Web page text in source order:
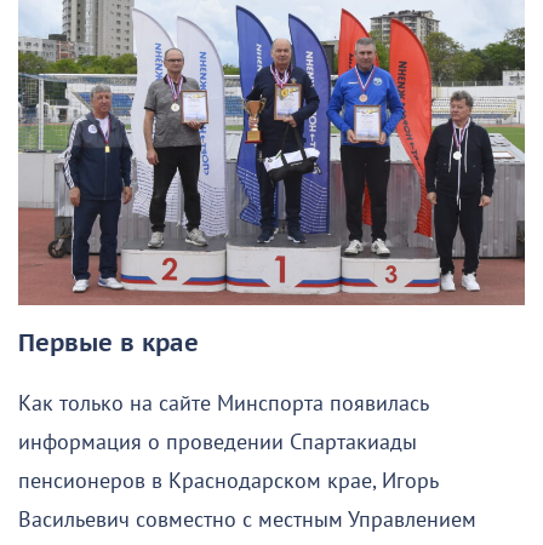
Первые в крае
Как только на сайте Минспорта появилась
информация о проведении Спартакиады
пенсионеров в Краснодарском крае, Игорь
Васильевич совместно с местным Управлением